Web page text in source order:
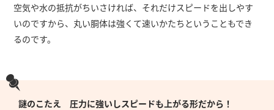
空気や水の抵抗がちいさければ、それだけスピードを出しやす
いのですから、丸い胴体は強くて速いかたちということもでき
るのです。
謎のこたえ 圧力に強いしスピードも上がる形だから！